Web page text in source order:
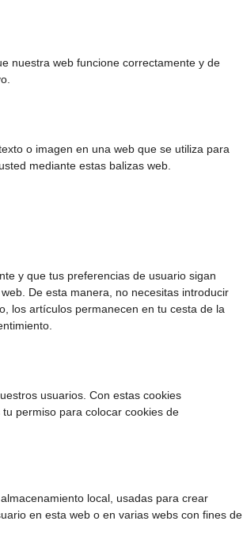
nuestra web funcione correctamente y de
o imagen en una web que se utiliza para
mediante estas balizas web.
y que tus preferencias de usuario sigan
De esta manera, no necesitas introducir
los artículos permanecen en tu cesta de la
usuarios. Con estas cookies
permiso para colocar cookies de
local, usadas para crear
en esta web o en varias webs con fines de